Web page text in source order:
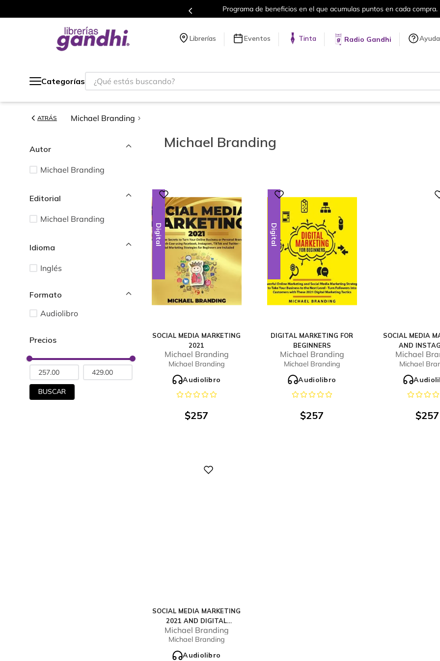
Programa de beneficios en el que acumulas puntos en cada compra. Más de 5
Librerías Eventos Tinta Radio Gandhi Ayuda
Categorías
¿Qué estás buscando?
ATRÁS Michael Branding
Autor
Michael Branding
Editorial
Michael Branding
Idioma
Inglés
Audiolibro
BUSCAR
Michael Branding
Digital
SOCIAL MEDIA MARKETING
2021
Michael Branding
Michael Branding
Audiolibro
$257
Digital
DIGITAL MARKETING FOR
BEGINNERS
Michael Branding
Michael Branding
Audiolibro
$257
SOCIAL MEDIA
AND
Michael
Michael
$257
SOCIAL MEDIA MARKETING
2021 AND DIGITAL
MARKETING
Michael Branding
Michael Branding
Audiolibro